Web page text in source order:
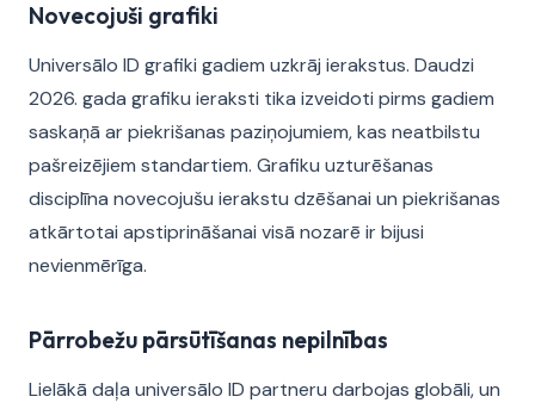
Novecojuši grafiki
Universālo ID grafiki gadiem uzkrāj ierakstus. Daudzi
2026. gada grafiku ieraksti tika izveidoti pirms gadiem
saskaņā ar piekrišanas paziņojumiem, kas neatbilstu
pašreizējiem standartiem. Grafiku uzturēšanas
disciplīna novecojušu ierakstu dzēšanai un piekrišanas
atkārtotai apstiprināšanai visā nozarē ir bijusi
nevienmērīga.
Pārrobežu pārsūtīšanas nepilnības
Lielākā daļa universālo ID partneru darbojas globāli, un